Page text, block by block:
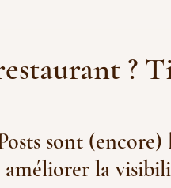
?
sont
la